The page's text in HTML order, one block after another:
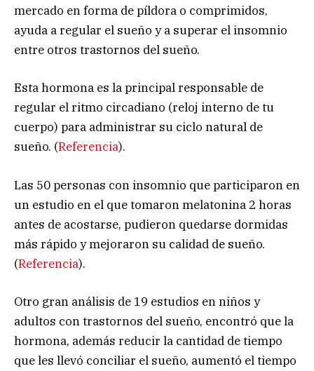
mercado en forma de píldora o comprimidos,
ayuda a regular el sueño y a superar el insomnio
entre otros trastornos del sueño.
Esta hormona es la principal responsable de
regular el ritmo circadiano (reloj interno de tu
cuerpo) para administrar su ciclo natural de
sueño. (Referencia).
Las 50 personas con insomnio que participaron en
un estudio en el que tomaron melatonina 2 horas
antes de acostarse, pudieron quedarse dormidas
más rápido y mejoraron su calidad de sueño.
(Referencia).
Otro gran análisis de 19 estudios en niños y
adultos con trastornos del sueño, encontró que la
hormona, además reducir la cantidad de tiempo
que les llevó conciliar el sueño, aumentó el tiempo